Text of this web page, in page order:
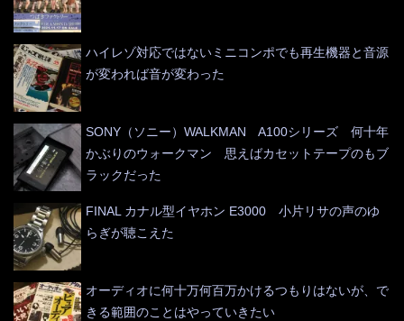
ハイレゾ対応ではないミニコンポでも再生機器と音源
が変われば音が変わった
SONY（ソニー）WALKMAN A100シリーズ 何十年
かぶりのウォークマン 思えばカセットテープのもブ
ラックだった
FINAL カナル型イヤホン E3000 小片リサの声のゆ
らぎが聴こえた
オーディオに何十万何百万かけるつもりはないが、で
きる範囲のことはやっていきたい